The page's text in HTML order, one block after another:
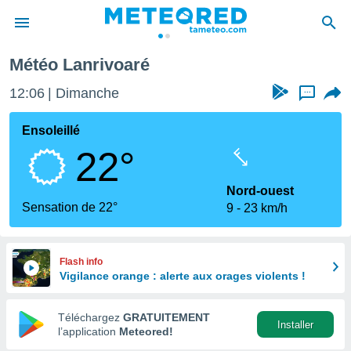
de
Météo Lanrivoaré
12:06 Dimanche ...
Ensoleillé
22°
Sensation de 22°
Nord-ouest
9
23 km/h
Flash info
Vigilance orange : alerte aux orages violents !
Téléchargez GRATUITEMENT
l’application Meteored!
Installer